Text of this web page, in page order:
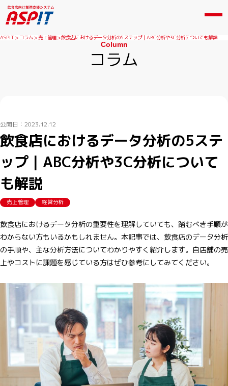
ASPIT コラム 売上管理 飲食店におけるデータ分析の5ステップ｜ABC分析や3C分析についても解説
Column
コラム
公開日：2023.12.12
飲食店におけるデータ分析の5ステ
ップ｜ABC分析や3C分析について
も解説
売上管理 経営分析
飲食店におけるデータ分析の重要性を理解していても、踏むべき手順が
わからない方もいるかもしれません。本記事では、飲食店のデータ分析
の手順や、主な分析方法についてわかりやすく紹介します。自店舗の売
上やコストに課題を感じている方はぜひ参考にしてみてください。